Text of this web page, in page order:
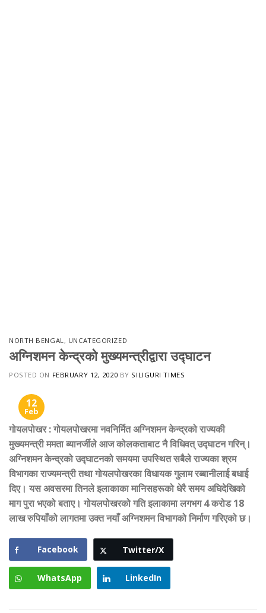
NORTH BENGAL, UNCATEGORIZED
अग्निशमन केन्द्रको मुख्यमन्त्रीद्वारा उद्घाटन
POSTED ON FEBRUARY 12, 2020 BY SILIGURI TIMES
12
Feb
गोयलपोखर : गोयलपोखरमा नवनिर्मित अग्निशमन केन्द्रको राज्यकी
मुख्यमन्त्री ममता ब्यानर्जीले आज कोलकताबाट नै विधिवत् उद्घाटन गरिन्।
अग्निशमन केन्द्रको उद्घाटनको समयमा उपस्थित सबैले राज्यका श्रम
विभागका राज्यमन्त्री तथा गोयलपोखरका विधायक गुलाम रब्बानीलाई बधाई
दिए। यस अवसरमा तिनले इलाकाका मानिसहरूको धेरै समय अघिदेखिको
माग पुरा भएको बताए। गोयलपोखरको गति इलाकामा लगभग 4 करोड 18
लाख रुपियाँको लागतमा उक्त नयाँ अग्निशमन विभागको निर्माण गरिएको छ।
Facebook Twitter/X
WhatsApp LinkedIn